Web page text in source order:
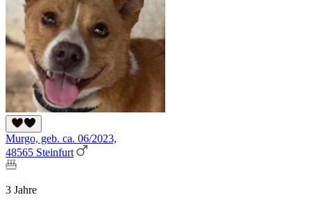
Murgo, geb. ca. 06/2023,
48565 Steinfurt
3 Jahre